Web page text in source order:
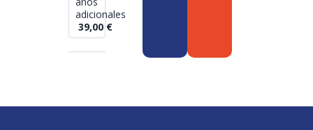
adicionales
39,00 €